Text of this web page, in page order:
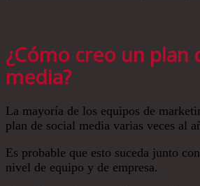
¿Cómo creo un plan
media?
La mayoría de los equipos de
plan de social media varias veces al
Es probable que esto suceda junto
nivel de equipo y de empresa.